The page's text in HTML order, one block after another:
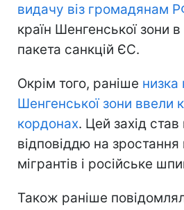
видачу віз громадянам
країн Шенгенської зони
пакета санкцій ЄС.
Окрім того, раніше низка
Шенгенської зони ввели
кордонах. Цей захід
відповіддю на зростання
мігрантів і російське
Також раніше